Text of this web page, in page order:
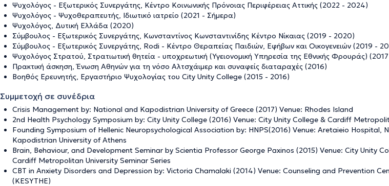
Ψυχολόγος - Εξωτερικός Συνεργάτης, Κέντρο Κοινωνικής Πρόνοιας Περιφέρειας Αττικής (2022 - 2024)
Ψυχολόγος - Ψυχοθεραπευτής, Ιδιωτικό ιατρείο (2021 - Σήμερα)
Ψυχολόγος, Δυτική Ελλάδα (2020)
Σύμβουλος - Εξωτερικός Συνεργάτης, Κωνσταντίνος Κωνσταντινίδης Κέντρο Νίκαιας (2019 - 2020)
Σύμβουλος - Εξωτερικός Συνεργάτης, Rodi - Κέντρο Θεραπείας Παιδιών, Εφήβων και Οικογενειών (2019 -
Ψυχολόγος Στρατού, Στρατιωτική θητεία - υποχρεωτική (Υγειονομική Υπηρεσία της Εθνικής Φρουράς)
Πρακτική άσκηση, Ένωση Αθηνών για τη νόσο Αλτσχάιμερ και συναφείς διαταραχές (2016)
Βοηθός Ερευνητής, Εργαστήριο Ψυχολογίας του City Unity College (2015 - 2016)
Συμμετοχή σε συνέδρια
Crisis Management by: National and Kapodistrian University of Greece (2017) Venue: Rhodes Island
2nd Health Psychology Symposium by: City Unity College (2016) Venue: City Unity College & Cardiff
Founding Symposium of Hellenic Neuropsychological Association by: HNPS(2016) Venue: Aretaieio Hospital,
Kapodistrian University of Athens
Brain, Behaviour, and Development Seminar by Scientia Professor George Paxinos (2015) Venue: City Unity
Cardiff Metropolitan University Seminar Series
CBT in Anxiety Disorders and Depression by: Victoria Chamalaki (2014) Venue: Counseling and Prevention
(KESYTHE)